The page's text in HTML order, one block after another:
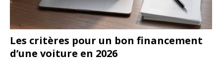
Les critères pour un bon financement
d’une voiture en 2026